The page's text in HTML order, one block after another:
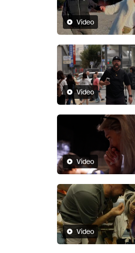
Video
Video
Video
Video